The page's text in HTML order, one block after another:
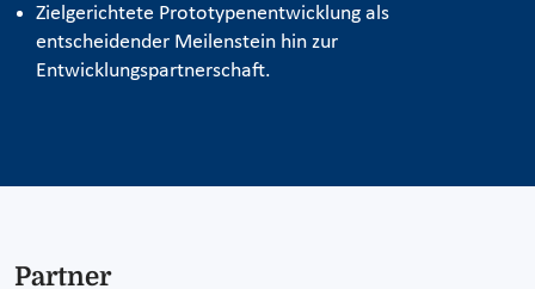
Zielgerichtete Prototypenentwicklung als
entscheidender Meilenstein hin zur
Entwicklungspartnerschaft.
Partner